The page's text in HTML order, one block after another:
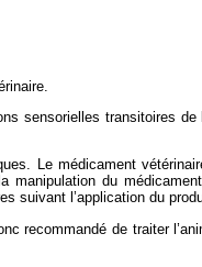
sensorielles transitoires
Le médicament
du
suivant l’application du
recommandé de traiter